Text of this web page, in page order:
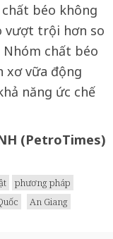
béo không
vượt trội hơn so
Nhóm chất béo
xơ vữa động
năng ức chế
(PetroTimes)
phương pháp
An Giang